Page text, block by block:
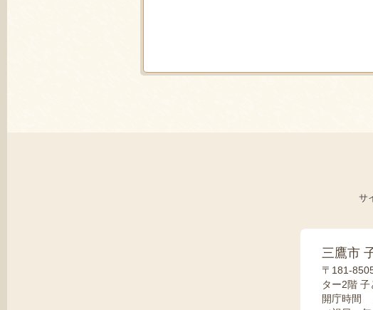
サ
三鷹市
〒181-
ター2階
開庁時間